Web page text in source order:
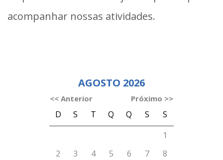
acompanhar nossas atividades.